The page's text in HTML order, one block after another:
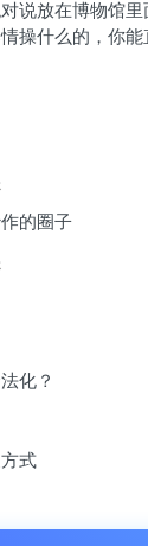
说放在博物馆
操什么的，你
的圈子
化？
式